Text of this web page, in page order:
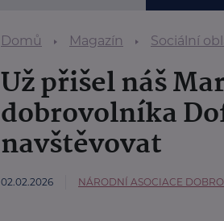
Domů Magazín Sociální
Už přišel náš
dobrovolníka
navštěvovat
02.02.2026 NÁRODNÍ ASOCIACE